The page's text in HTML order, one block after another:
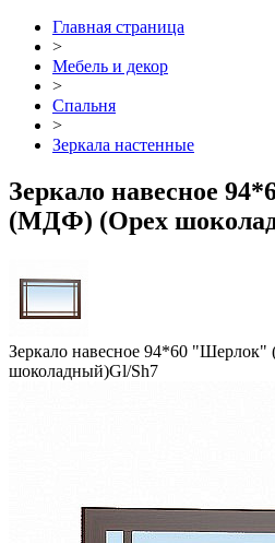
Главная страница
>
Мебель и декор
>
Спальня
>
Зеркала настенные
Зеркало навесное
(МДФ) (Орех
Зеркало навесное 94*60
шоколадный)Gl/Sh7